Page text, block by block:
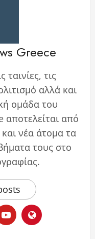
Greece
τις
αλλά και
ομάδα του
από
νέα άτομα τα
τους στο